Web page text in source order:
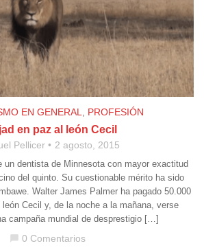
EN GENERAL PROFESIÓN
en paz al león Cecil
Pellicer 2 agosto, 2015
un dentista de Minnesota con mayor exactitud
del quinto. Su cuestionable mérito ha sido
Walter James Palmer ha pagado 50.000
Cecil y, de la noche a la mañana, verse
campaña mundial de desprestigio […]
0 Comentarios